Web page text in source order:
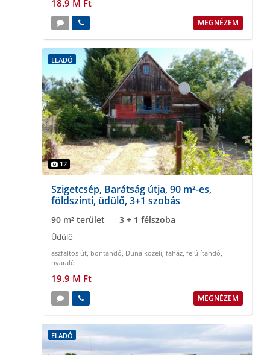
18.9 M Ft
MEGNÉZEM
ELADÓ
12
Szigetcsép, Barátság útja, 90 m²-es,
földszinti, üdülő, 3+1 szobás
90 m² terület 3 + 1 félszoba
Üdülő
aszfaltos út, bontandó, Duna közeli, faház, felújítandó,
nyaraló
19.9 M Ft
MEGNÉZEM
ELADÓ